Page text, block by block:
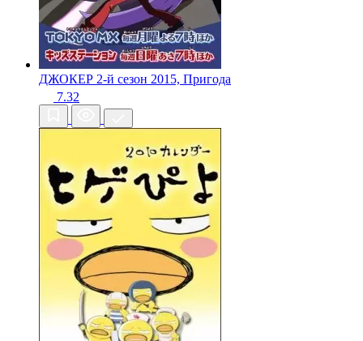
ДЖОКЕР 2-й сезон 2015, Пригода
7.32